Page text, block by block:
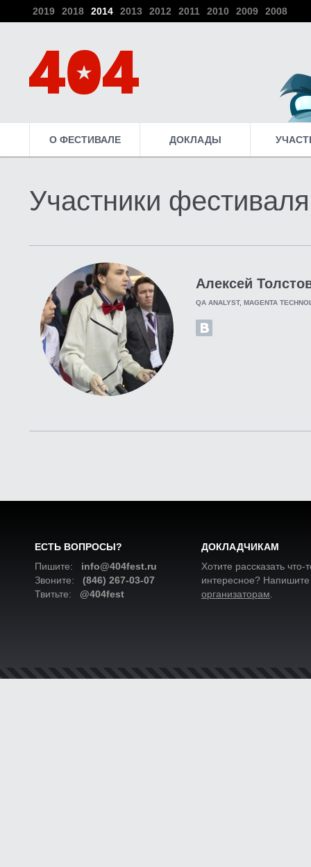
2019 2018 2014 2013 2012 2011 2010 2009 2008
О ФЕСТИВАЛЕ ДОКЛАДЫ
Участники фестиваля
Алексей
QA ANALYST, MAGENTA
ЕСТЬ ВОПРОСЫ?
Пишите: info@404fest.ru
Звоните: (846) 267-03-07
Твитьте: @404fest
ДОКЛАДЧИКАМ
Хотите рассказать что-
интересное?
организаторам